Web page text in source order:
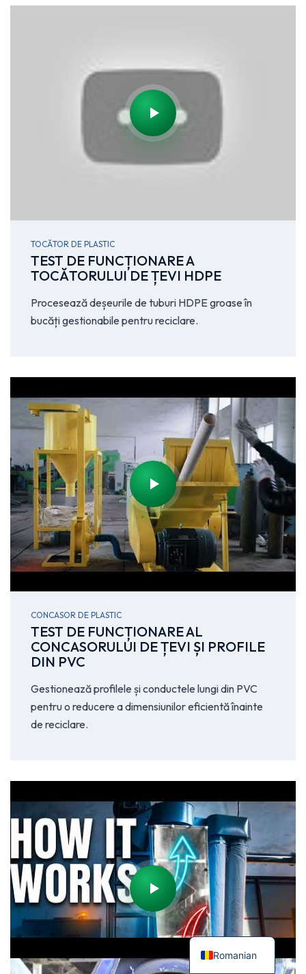
TOCĂTOR DE PLASTIC
TEST DE FUNCȚIONARE A
TOCĂTORULUI DE ȚEVI HDPE
Procesează deșeurile de tuburi HDPE groase în
bucăți gestionabile pentru reciclare.
CONCASOR DE PLASTIC
TEST DE FUNCȚIONARE AL
CONCASORULUI DE ȚEVI ȘI PROFILE
DIN PVC
Gestionează profilele și conductele lungi din PVC
pentru o reducere a dimensiunilor eficientă înainte
de reciclare.
Romanian